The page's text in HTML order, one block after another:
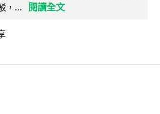
，...
閱讀全文